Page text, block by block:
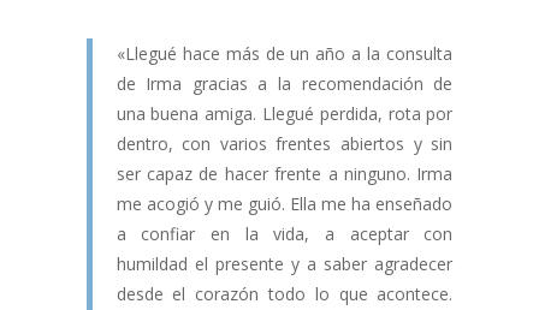
«Llegué hace más de un año a la consulta
de Irma gracias a la recomendación de
una buena amiga. Llegué perdida, rota por
dentro, con varios frentes abiertos y sin
ser capaz de hacer frente a ninguno. Irma
me acogió y me guió. Ella me ha enseñado
a confiar en la vida, a aceptar con
humildad el presente y a saber agradecer
desde el corazón todo lo que acontece.